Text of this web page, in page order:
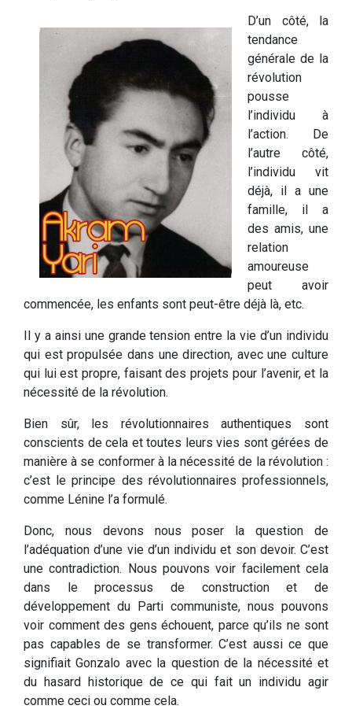
D’un côté, la
tendance
générale de la
révolution
pousse
l’individu à
l’action. De
l’autre côté,
l’individu vit
déjà, il a une
famille, il a
des amis, une
relation
amoureuse
peut avoir
commencée, les enfants sont peut-être déjà là, etc.
Il y a ainsi une grande tension entre la vie d’un individu
qui est propulsée dans une direction, avec une culture
qui lui est propre, faisant des projets pour l’avenir, et la
nécessité de la révolution.
Bien sûr, les révolutionnaires authentiques sont
conscients de cela et toutes leurs vies sont gérées de
manière à se conformer à la nécessité de la révolution :
c’est le principe des révolutionnaires professionnels,
comme Lénine l’a formulé.
Donc, nous devons nous poser la question de
l’adéquation d’une vie d’un individu et son devoir. C’est
une contradiction. Nous pouvons voir facilement cela
dans le processus de construction et de
développement du Parti communiste, nous pouvons
voir comment des gens échouent, parce qu’ils ne sont
pas capables de se transformer. C’est aussi ce que
signifiait Gonzalo avec la question de la nécessité et
du hasard historique de ce qui fait un individu agir
comme ceci ou comme cela.